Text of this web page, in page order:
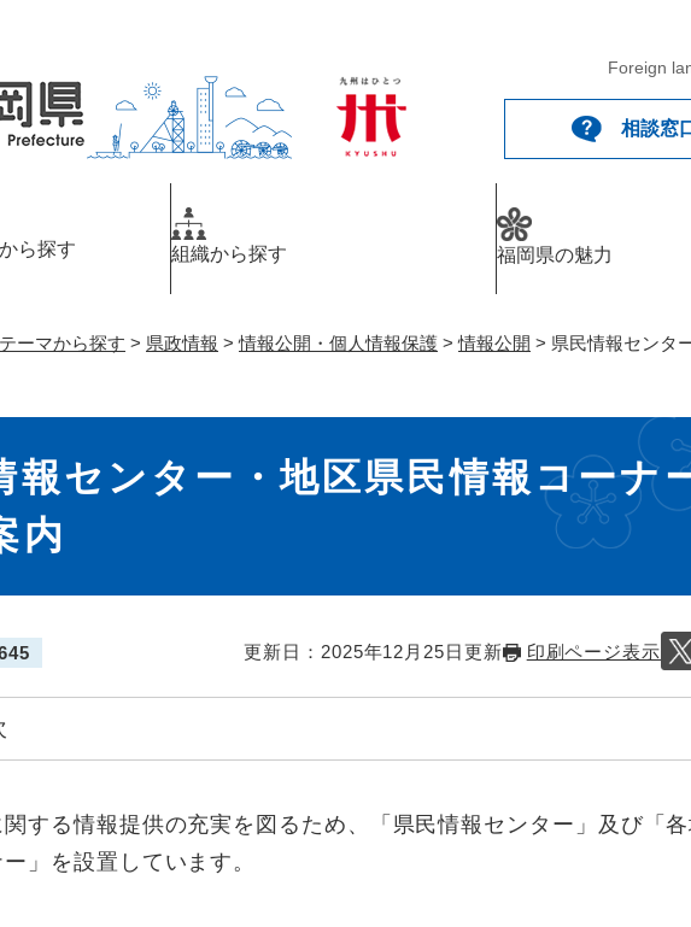
Foreign
相談窓
ら探す 組織から探す 福岡県の魅力
テーマから探す > 県政情報 >情報公開・個人情報保護 >情報公開 > 県民情報センタ
報センター・地区県民情報コーナ
内
更新日：2025年12月25日更新 印刷ページ表示
する情報提供の充実を図るため、「県民情報センター」及び「各
」を設置しています。